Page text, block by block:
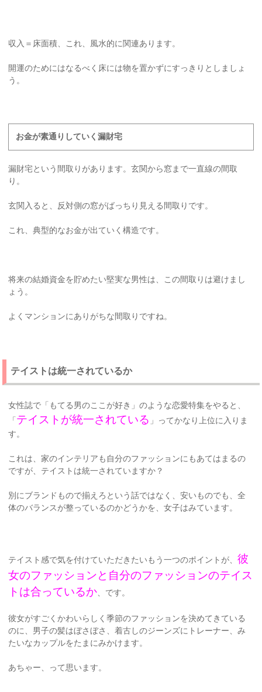
収入＝床面積、これ、風水的に関連あります。
開運のためにはなるべく床には物を置かずにすっきりとしましょ
う。
お金が素通りしていく漏財宅
漏財宅という間取りがあります。玄関から窓まで一直線の間取
り。
玄関入ると、反対側の窓がばっちり見える間取りです。
これ、典型的なお金が出ていく構造です。
将来の結婚資金を貯めたい堅実な男性は、この間取りは避けまし
ょう。
よくマンションにありがちな間取りですね。
テイストは統一されているか
女性誌で「もてる男のここが好き」のような恋愛特集をやると、
「テイストが統一されている 」ってかなり上位に入りま
す。
これは、家のインテリアも自分のファッションにもあてはまるの
ですが、テイストは統一されていますか？
別にブランドもので揃えろという話ではなく、安いものでも、全
体のバランスが整っているのかどうかを、女子はみています。
テイスト感で気を付けていただきたいもう一つのポイントが、彼
女のファッションと自分のファッションのテイス
トは合っているか 、です。
彼女がすごくかわいらしく季節のファッションを決めてきている
のに、男子の髪はぼさぼさ、着古しのジーンズにトレーナー、み
たいなカップルをたまにみかけます。
あちゃー、って思います。